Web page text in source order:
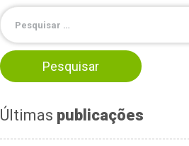
Últimas publicações